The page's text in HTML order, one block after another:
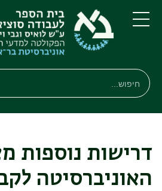
דילוג
לתוכן
העיקרי
דילוג
ניווט
ראשי
תפריט
חיפוש
Search
דרישות נוספות
האוניברסיטה